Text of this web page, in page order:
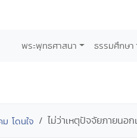
พระพุทธศาสนา ธรรมศึกษา
โดนใจ ไม่ว่าเหตุปัจจัยภายนอ